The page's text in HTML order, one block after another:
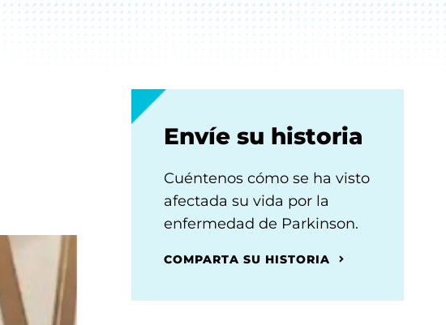
Envíe su historia
Cuéntenos cómo se ha visto
afectada su vida por la
enfermedad de Parkinson.
COMPARTA SU HISTORIA